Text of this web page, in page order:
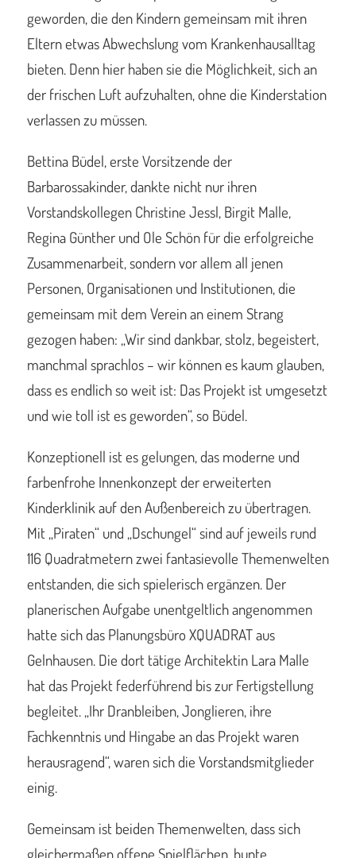
geworden, die den Kindern gemeinsam mit ihren
Eltern etwas Abwechslung vom Krankenhausalltag
bieten. Denn hier haben sie die Möglichkeit, sich an
der frischen Luft aufzuhalten, ohne die Kinderstation
verlassen zu müssen.
Bettina Büdel, erste Vorsitzende der
Barbarossakinder, dankte nicht nur ihren
Vorstandskollegen Christine Jessl, Birgit Malle,
Regina Günther und Ole Schön für die erfolgreiche
Zusammenarbeit, sondern vor allem all jenen
Personen, Organisationen und Institutionen, die
gemeinsam mit dem Verein an einem Strang
gezogen haben: „Wir sind dankbar, stolz, begeistert,
manchmal sprachlos – wir können es kaum glauben,
dass es endlich so weit ist: Das Projekt ist umgesetzt
und wie toll ist es geworden“, so Büdel.
Konzeptionell ist es gelungen, das moderne und
farbenfrohe Innenkonzept der erweiterten
Kinderklinik auf den Außenbereich zu übertragen.
Mit „Piraten“ und „Dschungel“ sind auf jeweils rund
116 Quadratmetern zwei fantasievolle Themenwelten
entstanden, die sich spielerisch ergänzen. Der
planerischen Aufgabe unentgeltlich angenommen
hatte sich das Planungsbüro XQUADRAT aus
Gelnhausen. Die dort tätige Architektin Lara Malle
hat das Projekt federführend bis zur Fertigstellung
begleitet. „Ihr Dranbleiben, Jonglieren, ihre
Fachkenntnis und Hingabe an das Projekt waren
herausragend“, waren sich die Vorstandsmitglieder
einig.
Gemeinsam ist beiden Themenwelten, dass sich
gleichermaßen offene Spielflächen, bunte